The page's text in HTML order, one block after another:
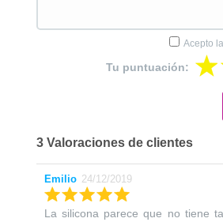
3 Valoraciones de clientes
Tu puntuación:
Acepto la
Emilio 24/12/2019
La silicona parece que no tiene